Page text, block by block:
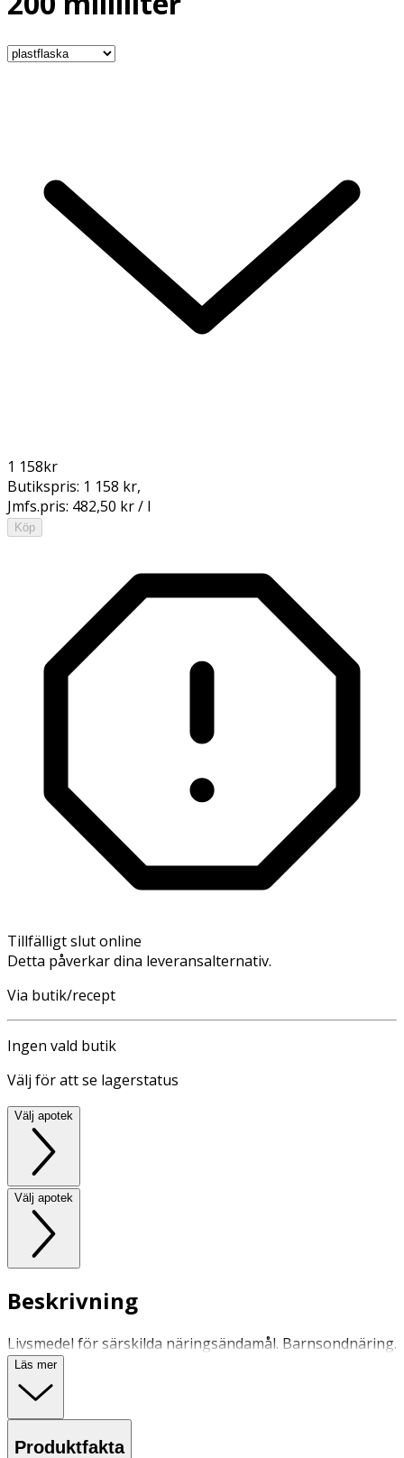
1 158kr
Butikspris: 1 158 kr,
Jmfs.pris: 482,50 kr / l
Köp
Tillfälligt slut online
Detta påverkar dina leveransalternativ.
Via butik/recept
Ingen vald butik
Välj för att se lagerstatus
Välj apotek
Välj apotek
Beskrivning
Livsmedel för särskilda näringsändamål. Barnsondnäring.
Läs mer
Produktfakta